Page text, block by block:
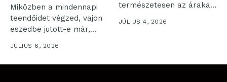
Miközben a mindennapi
teendőidet végzed, vajon
eszedbe jutott-e már,
hogy milyen sok...
JÚLIUS 6, 2026
természetesen az árakat
kezdi...
JÚLIUS 4, 2026